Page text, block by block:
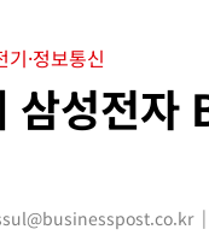
기·정보통신
삼성전자